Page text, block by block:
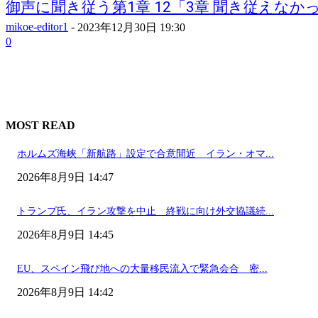
御声に聞き従う第1章 12「3章 聞き従えなか
mikoe-editor1 - 2023年12月30日 19:30
0
MOST READ
ホルムズ海峡「新航路」設定で合意間近 イラン・オマ...
2026年8月9日 14:47
トランプ氏、イラン攻撃を中止 終戦に向け外交協議続...
2026年8月9日 14:45
EU、スペイン飛び地への大量移民流入で緊急会合 密...
2026年8月9日 14:42